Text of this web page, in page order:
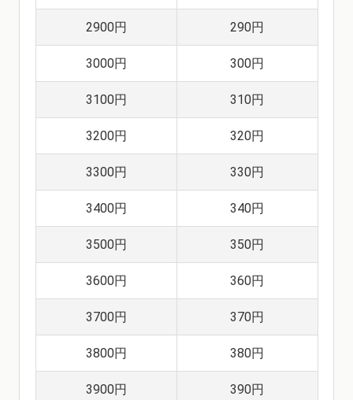
2900円 290円
3000円 300円
3100円 310円
3200円 320円
3300円 330円
3400円 340円
3500円 350円
3600円 360円
3700円 370円
3800円 380円
3900円 390円